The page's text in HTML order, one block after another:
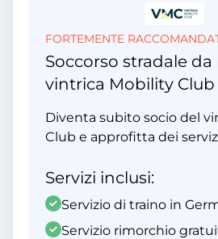
FORTEMENTE
Soccorso stradale
vintrica Mobility Club
Diventa subito socio del
Club e approfitta dei
Servizi inclusi:
Servizio di traino in
Servizio rimorchio